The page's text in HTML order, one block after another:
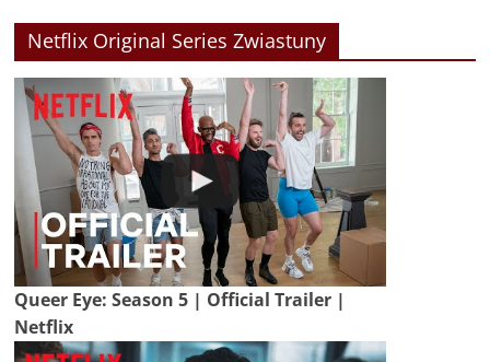
Netflix Original Series Zwiastuny
Queer Eye: Season 5 | Official Trailer |
Netflix